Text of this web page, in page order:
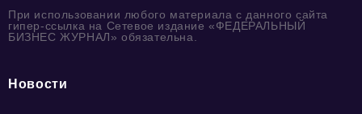
При использовании любого материала с данного сайта
гипер-ссылка на Сетевое издание «ФЕДЕРАЛЬНЫЙ
БИЗНЕС ЖУРНАЛ» обязательна.
Новости